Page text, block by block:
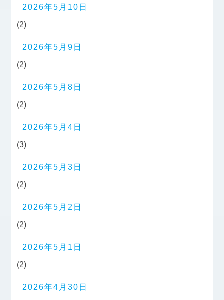
2026年5月10日
(2)
2026年5月9日
(2)
2026年5月8日
(2)
2026年5月4日
(3)
2026年5月3日
(2)
2026年5月2日
(2)
2026年5月1日
(2)
2026年4月30日